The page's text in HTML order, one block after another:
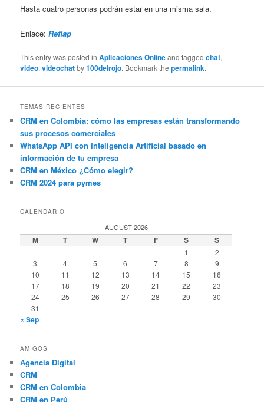
Hasta cuatro personas podrán estar en una misma sala.
Enlace:Reflap
This entry was posted inAplicaciones Onlineand taggedchat,
video,videochatby100delrojo. Bookmark thepermalink.
TEMAS RECIENTES
CRM en Colombia: cómo las empresas están transformando
sus procesos comerciales
WhatsApp API con Inteligencia Artificial basado en
información de tu empresa
CRM en México ¿Cómo elegir?
CRM 2024 para pymes
CALENDARIO
AUGUST 2026
M T W T F S S
1
2
3
4 5 6 7 8
9
10
11 12 13 14 15
16
17
18 19 20 21 22
23
24
25 26 27 28 29
30
31
« Sep
AMIGOS
Agencia Digital
CRM
CRM en Colombia
CRM en Perú